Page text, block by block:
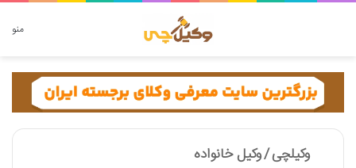
منو دنبال چه چیزی هستید؟
وکیلچی/وکیل خانواده